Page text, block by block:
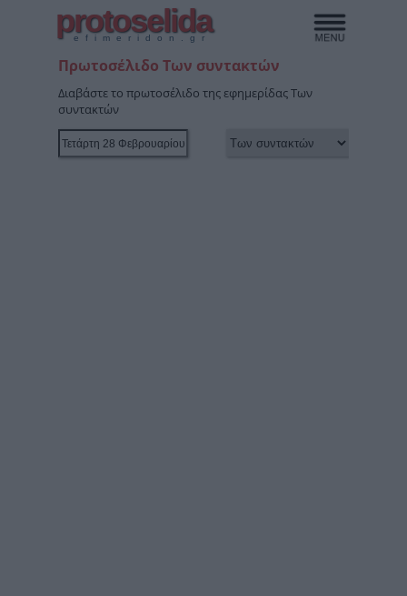
protoselida
efimeridon.gr
Πρωτοσέλιδο Των συντακτών
Διαβάστε το πρωτοσέλιδο της εφημερίδας Των
συντακτών